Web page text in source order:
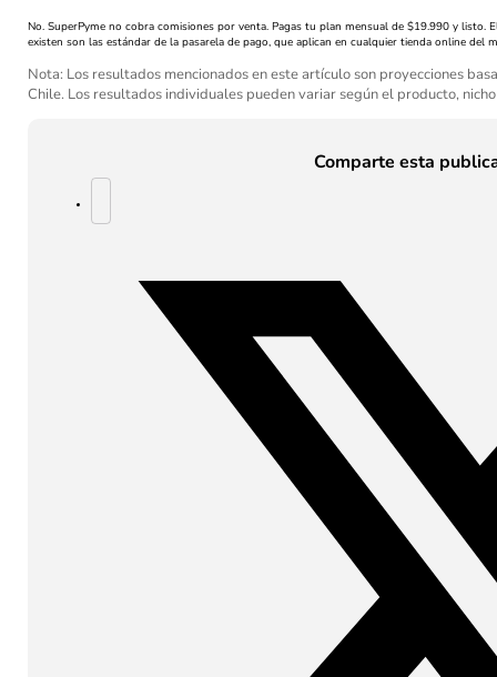
No. SuperPyme no cobra comisiones por venta. Pagas tu plan mensual de $19.990 y listo.
existen son las estándar de la pasarela de pago, que aplican en cualquier tienda online del
Nota: Los resultados mencionados en este artículo son proyecciones
Chile. Los resultados individuales pueden variar según el producto,
Comparte esta